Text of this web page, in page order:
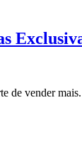
vender